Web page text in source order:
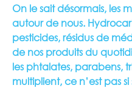
On le sait désormais, les
autour de nous.
pesticides, résidus de
de nos produits du
les phtalates, parabens,
multiplient, ce n’est pas